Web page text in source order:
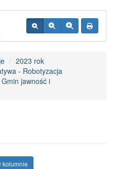
2023 rok
- Robotyzacja
jawność i
kolumnie